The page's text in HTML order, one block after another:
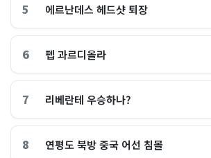
5 에르난데스 헤드샷 퇴장
6 펩 과르디올라
7 리베란테 우승하나?
8 연평도 북방 중국 어선 침몰